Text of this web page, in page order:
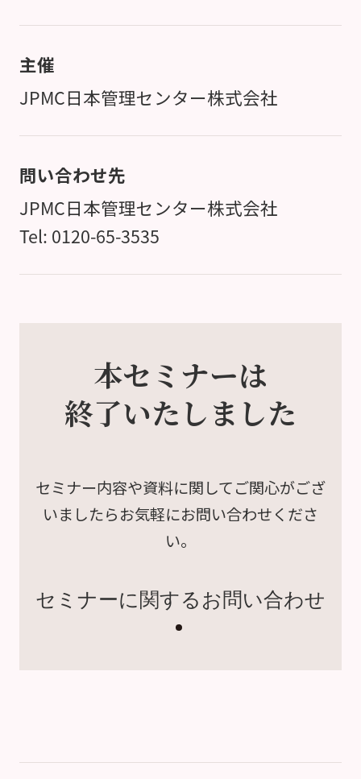
主催
JPMC日本管理センター株式会社
問い合わせ先
JPMC日本管理センター株式会社
Tel: 0120-65-3535
本セミナーは
終了いたしました
セミナー内容や資料に関してご関心がござ
いましたらお気軽にお問い合わせくださ
い。
セミナーに関するお問い合わせ